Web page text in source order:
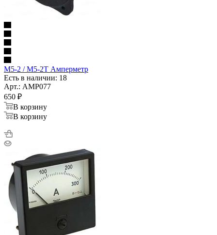
М5-2 / М5-2Т Амперметр
Есть в наличии: 18
Арт.: AMP077
650 ₽
В корзину
В корзину